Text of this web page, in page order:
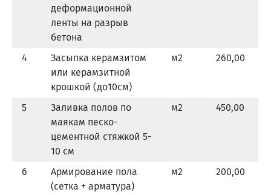
деформационной
ленты на разрыв
бетона
4
Засыпка керамзитом
или керамзитной
крошкой (до10см)
м2 260,00
5
Заливка полов по
маякам песко-
цементной стяжкой 5-
10 см
м2 450,00
6
Армирование пола
(сетка + арматура)
м2 200,00